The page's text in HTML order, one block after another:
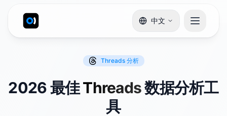
中文
Threads 分析
2026 最佳Threads数据分析工
具